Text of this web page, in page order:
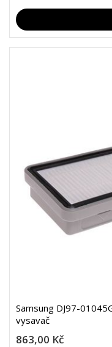
Samsung DJ97-
vysavač
863,00 Kč